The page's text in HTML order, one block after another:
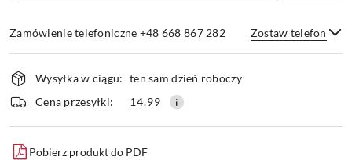
Zamówienie telefoniczne +48 668 867 282 Zostaw telefon
Wyślij
Dostępność
i
dostawa
Wysyłka w ciągu: ten sam dzień roboczy
Cena przesyłki:
14.99
Pobierz produkt do PDF